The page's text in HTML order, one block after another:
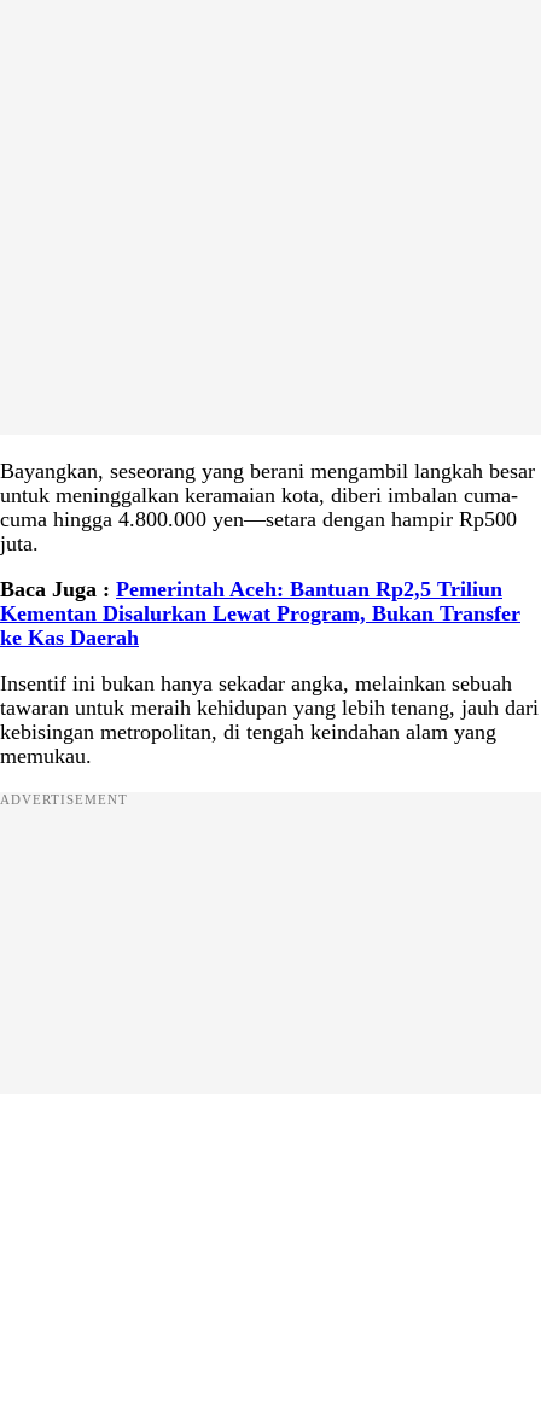
Bayangkan, seseorang yang berani mengambil langkah besar
untuk meninggalkan keramaian kota, diberi imbalan cuma-
cuma hingga 4.800.000 yen—setara dengan hampir Rp500
juta.
Baca Juga : Pemerintah Aceh: Bantuan Rp2,5 Triliun
Kementan Disalurkan Lewat Program, Bukan Transfer
ke Kas Daerah
Insentif ini bukan hanya sekadar angka, melainkan sebuah
tawaran untuk meraih kehidupan yang lebih tenang, jauh dari
kebisingan metropolitan, di tengah keindahan alam yang
memukau.
ADVERTISEMENT